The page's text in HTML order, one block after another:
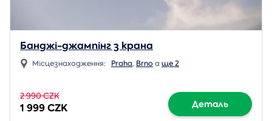
Банджі-джампінг з крана
Місцезнаходження: Praha, Brnoa ще 2
2 990 CZK
1 999 CZK Деталь